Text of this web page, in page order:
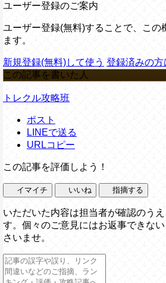
ユーザー登録のご案内
ユーザー登録(無料)することで、この
ます。
新規登録(無料)して使う 登録済みの方
この記事を書いた人
トレクル攻略班
ポスト
LINEで送る
URLコピー
この記事を評価しよう！
イマイチ いいね 指摘する
いただいた内容は担当者が確認のう
す。個々のご意見にはお返事できな
さいませ。